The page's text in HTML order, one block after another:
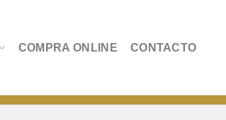
COMPRA ONLINE CONTACTO